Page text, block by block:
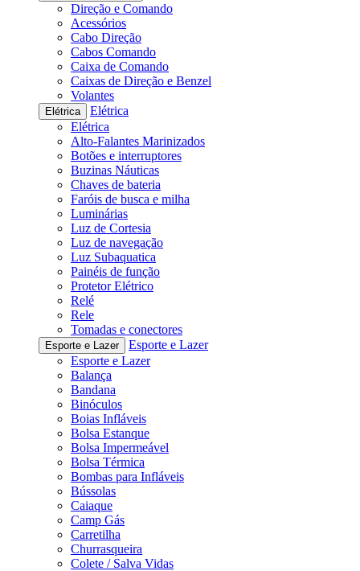
Direção e Comando
Acessórios
Cabo Direção
Cabos Comando
Caixa de Comando
Caixas de Direção e Benzel
Volantes
Elétrica
Elétrica
Elétrica
Alto-Falantes Marinizados
Botões e interruptores
Buzinas Náuticas
Chaves de bateria
Faróis de busca e milha
Luminárias
Luz de Cortesia
Luz de navegação
Luz Subaquatica
Painéis de função
Protetor Elétrico
Relé
Rele
Tomadas e conectores
Esporte e Lazer
Esporte e Lazer
Esporte e Lazer
Balança
Bandana
Binóculos
Boias Infláveis
Bolsa Estanque
Bolsa Impermeável
Bolsa Térmica
Bombas para Infláveis
Bússolas
Caiaque
Camp Gás
Carretilha
Churrasqueira
Colete / Salva Vidas